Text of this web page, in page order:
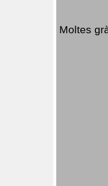
Moltes